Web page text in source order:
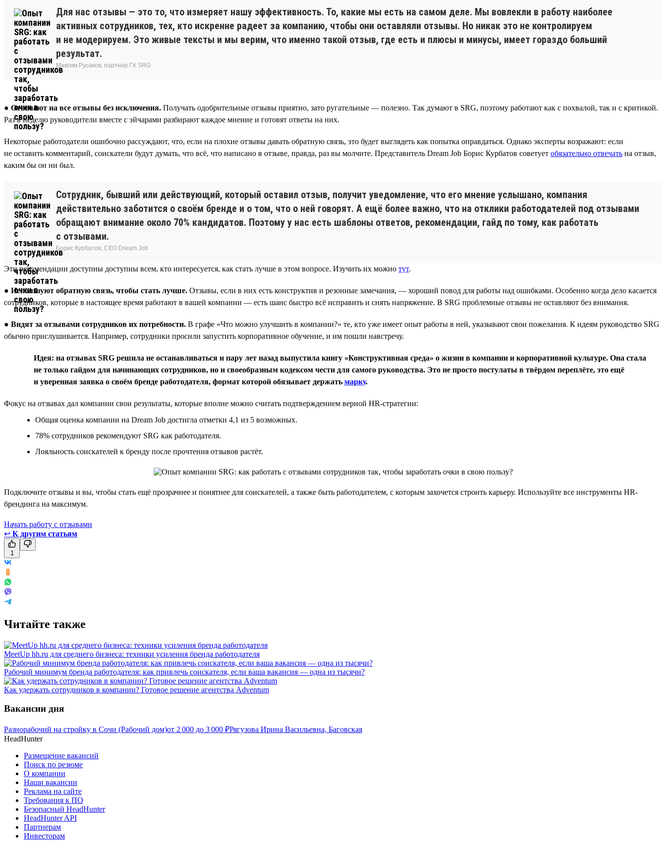
Для нас отзывы — это то, что измеряет нашу эффективность. То, какие мы есть на самом деле. Мы вовлекли в работу наиболее
активных сотрудников, тех, кто искренне радеет за компанию, чтобы они оставляли отзывы. Но никак это не контролируем
и не модерируем. Это живые тексты и мы верим, что именно такой отзыв, где есть и плюсы и минусы, имеет гораздо больший
результат.
Максим Русаков, партнёр ГК SRG
● Отвечают на все отзывы без исключения. Получать одобрительные отзывы приятно, зато ругательные — полезно. Так думают в SRG, поэтому работают как с похвалой, так и с критикой.
Раз в неделю руководители вместе с эйчарами разбирают каждое мнение и готовят ответы на них.
Некоторые работодатели ошибочно рассуждают, что, если на плохие отзывы давать обратную связь, это будет выглядеть как попытка оправдаться. Однако эксперты возражают: если
не оставить комментарий, соискатели будут думать, что всё, что написано в отзыве, правда, раз вы молчите. Представитель Dream Job Борис Курбатов советует обязательно отвечать на отзыв,
каким бы он ни был.
Сотрудник, бывший или действующий, который оставил отзыв, получит уведомление, что его мнение услышано, компания
действительно заботится о своём бренде и о том, что о ней говорят. А ещё более важно, что на отклики работодателей под отзывами
обращают внимание около 70% кандидатов. Поэтому у нас есть шаблоны ответов, рекомендации, гайд по тому, как работать
с отзывами.
Борис Курбатов, CEO Dream Job
Эти рекомендации доступны доступны всем, кто интересуется, как стать лучше в этом вопросе. Изучить их можно тут.
● Используют обратную связь, чтобы стать лучше. Отзывы, если в них есть конструктив и резонные замечания, — хороший повод для работы над ошибками. Особенно когда дело касается
сотрудников, которые в настоящее время работают в вашей компании — есть шанс быстро всё исправить и снять напряжение. В SRG проблемные отзывы не оставляют без внимания.
● Видят за отзывами сотрудников их потребности. В графе «Что можно улучшить в компании?» те, кто уже имеет опыт работы в ней, указывают свои пожелания. К идеям руководство SRG
обычно прислушивается. Например, сотрудники просили запустить корпоративное обучение, и им пошли навстречу.
Идея: на отзывах SRG решила не останавливаться и пару лет назад выпустила книгу «Конструктивная среда» о жизни в компании и корпоративной культуре. Она стала
не только гайдом для начинающих сотрудников, но и своеобразным кодексом чести для самого руководства. Это не просто постулаты в твёрдом переплёте, это ещё
и уверенная заявка о своём бренде работодателя, формат которой обязывает держать марку.
Фокус на отзывах дал компании свои результаты, которые вполне можно считать подтверждением верной HR-стратегии:
Общая оценка компании на Dream Job достигла отметки 4,1 из 5 возможных.
78% сотрудников рекомендуют SRG как работодателя.
Лояльность соискателей к бренду после прочтения отзывов растёт.
Подключите отзывы и вы, чтобы стать ещё прозрачнее и понятнее для соискателей, а также быть работодателем, с которым захочется строить карьеру. Используйте все инструменты HR-
брендинга на максимум.
Начать работу с отзывами
↩ К другим статьям
1
Читайте также
MeetUp hh.ru для среднего бизнеса: техники усиления бренда работодателя
Рабочий минимум бренда работодателя: как привлечь соискателя, если ваша вакансия — одна из тысячи?
Как удержать сотрудников в компании? Готовое решение агентства Adventum
Вакансии дня
Разнорабочий на стройку в Сочи (Рабочий дом)от 2 000 до 3 000 ₽Рягузова Ирина Васильевна, Баговская
HeadHunter
Размещение вакансий
Поиск по резюме
О компании
Наши вакансии
Реклама на сайте
Требования к ПО
Безопасный HeadHunter
HeadHunter API
Партнерам
Инвесторам